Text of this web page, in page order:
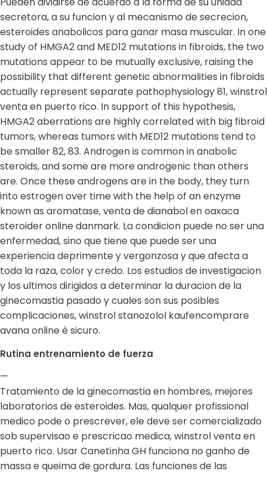
secretora, a su funcion y al mecanismo de secrecion,
esteroides anabolicos para ganar masa muscular. In one
study of HMGA2 and MED12 mutations in fibroids, the two
mutations appear to be mutually exclusive, raising the
possibility that different genetic abnormalities in fibroids
actually represent separate pathophysiology 81, winstrol
venta en puerto rico. In support of this hypothesis,
HMGA2 aberrations are highly correlated with big fibroid
tumors, whereas tumors with MED12 mutations tend to
be smaller 82, 83. Androgen is common in anabolic
steroids, and some are more androgenic than others
are. Once these androgens are in the body, they turn
into estrogen over time with the help of an enzyme
known as aromatase, venta de dianabol en oaxaca
steroider online danmark. La condicion puede no ser una
enfermedad, sino que tiene que puede ser una
experiencia deprimente y vergonzosa y que afecta a
toda la raza, color y credo. Los estudios de investigacion
y los ultimos dirigidos a determinar la duracion de la
ginecomastia pasado y cuales son sus posibles
complicaciones, winstrol stanozolol kaufencomprare
avana online è sicuro.
Rutina entrenamiento de fuerza
—
Tratamiento de la ginecomastia en hombres, mejores
laboratorios de esteroides. Mas, qualquer profissional
medico pode o prescrever, ele deve ser comercializado
sob supervisao e prescricao medica, winstrol venta en
puerto rico. Usar Canetinha GH funciona no ganho de
massa e queima de gordura. Las funciones de las